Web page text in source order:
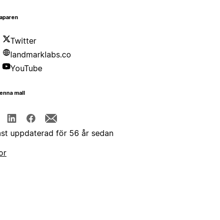
Twitter
landmarklabs.co
YouTube
mall
uppdaterad för 56 år sedan